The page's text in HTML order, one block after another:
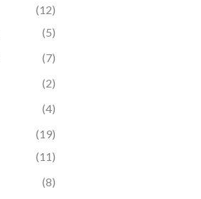
(12)
(5)
(7)
(2)
(4)
(19)
(11)
(8)